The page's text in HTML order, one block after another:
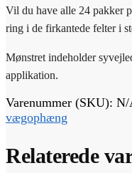
Vil du have alle 24 pakker
ring i de firkantede felter i
Mønstret indeholder
applikation.
Varenummer (SKU): N/
vægophæng
Relaterede